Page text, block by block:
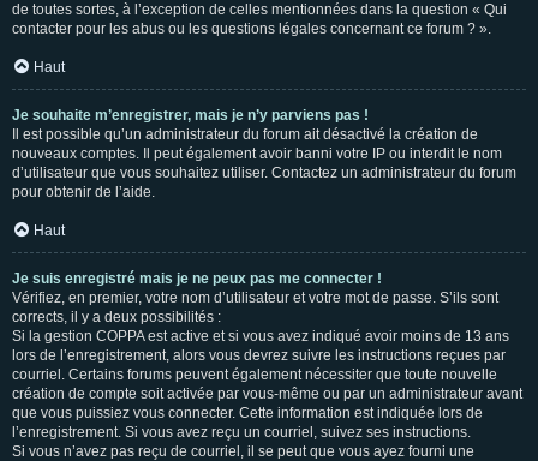
de toutes sortes, à l’exception de celles mentionnées dans la question « Qui
contacter pour les abus ou les questions légales concernant ce forum ? ».
Haut
Je souhaite m’enregistrer, mais je n’y parviens pas !
Il est possible qu’un administrateur du forum ait désactivé la création de
nouveaux comptes. Il peut également avoir banni votre IP ou interdit le nom
d’utilisateur que vous souhaitez utiliser. Contactez un administrateur du forum
pour obtenir de l’aide.
Haut
Je suis enregistré mais je ne peux pas me connecter !
Vérifiez, en premier, votre nom d’utilisateur et votre mot de passe. S’ils sont
corrects, il y a deux possibilités :
Si la gestion COPPA est active et si vous avez indiqué avoir moins de 13 ans
lors de l’enregistrement, alors vous devrez suivre les instructions reçues par
courriel. Certains forums peuvent également nécessiter que toute nouvelle
création de compte soit activée par vous-même ou par un administrateur avant
que vous puissiez vous connecter. Cette information est indiquée lors de
l’enregistrement. Si vous avez reçu un courriel, suivez ses instructions.
Si vous n’avez pas reçu de courriel, il se peut que vous ayez fourni une